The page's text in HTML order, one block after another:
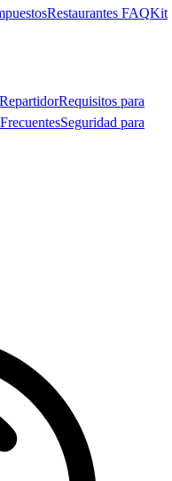
Restaurantes FAQKit
Requisitos para
Seguridad para